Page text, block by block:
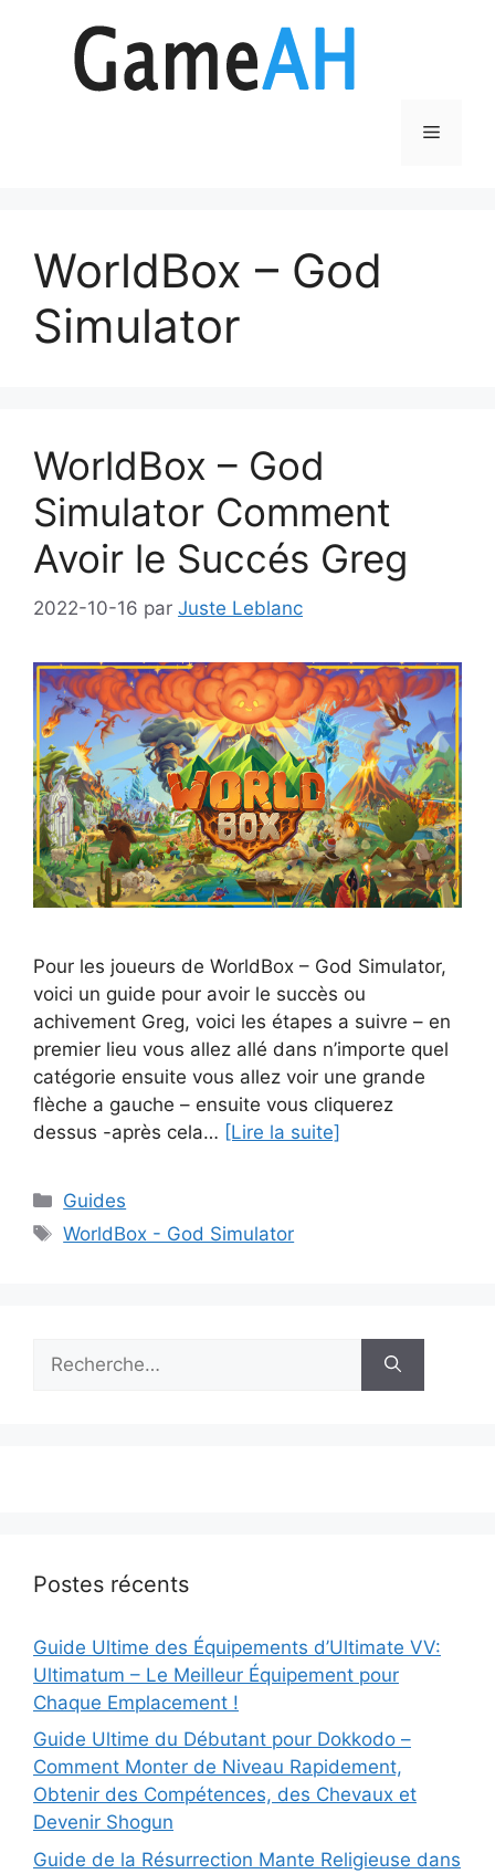
Menu
WorldBox – God
Simulator
WorldBox – God
Simulator Comment
Avoir le Succés Greg
2022-10-16 par Juste Leblanc
Pour les joueurs de WorldBox – God Simulator,
voici un guide pour avoir le succès ou
achivement Greg, voici les étapes a suivre – en
premier lieu vous allez allé dans n’importe quel
catégorie ensuite vous allez voir une grande
flèche a gauche – ensuite vous cliquerez
dessus -après cela… [Lire la suite]
Catégories
Guides
Étiquettes
WorldBox - God Simulator
Postes récents
Guide Ultime des Équipements d’Ultimate VV:
Ultimatum – Le Meilleur Équipement pour
Chaque Emplacement !
Guide Ultime du Débutant pour Dokkodo –
Comment Monter de Niveau Rapidement,
Obtenir des Compétences, des Chevaux et
Devenir Shogun
Guide de la Résurrection Mante Religieuse dans